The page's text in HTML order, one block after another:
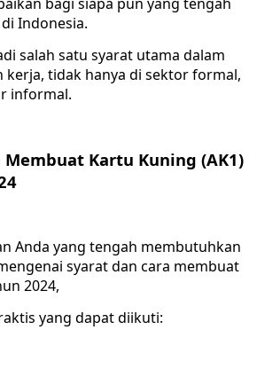
Indonesia.
salah satu syarat utama dalam
kerja, tidak hanya di sektor formal,
informal.
Membuat Kartu Kuning (AK1)
Anda yang tengah membutuhkan
syarat dan cara membuat
2024,
yang dapat diikuti: